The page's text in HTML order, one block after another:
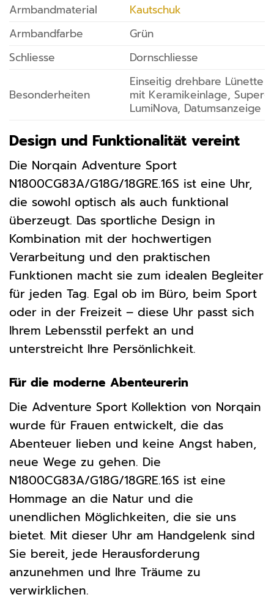
Armbandmaterial
Kautschuk
Armbandfarbe
Grün
Schliesse
Dornschliesse
Besonderheiten
Einseitig drehbare Lünette
mit Keramikeinlage, Super-
LumiNova, Datumsanzeige
Design und Funktionalität vereint
Die Norqain Adventure Sport
N1800CG83A/G18G/18GRE.16S ist eine Uhr,
die sowohl optisch als auch funktional
überzeugt. Das sportliche Design in
Kombination mit der hochwertigen
Verarbeitung und den praktischen
Funktionen macht sie zum idealen Begleiter
für jeden Tag. Egal ob im Büro, beim Sport
oder in der Freizeit – diese Uhr passt sich
Ihrem Lebensstil perfekt an und
unterstreicht Ihre Persönlichkeit.
Für die moderne Abenteurerin
Die Adventure Sport Kollektion von Norqain
wurde für Frauen entwickelt, die das
Abenteuer lieben und keine Angst haben,
neue Wege zu gehen. Die
N1800CG83A/G18G/18GRE.16S ist eine
Hommage an die Natur und die
unendlichen Möglichkeiten, die sie uns
bietet. Mit dieser Uhr am Handgelenk sind
Sie bereit, jede Herausforderung
anzunehmen und Ihre Träume zu
verwirklichen.